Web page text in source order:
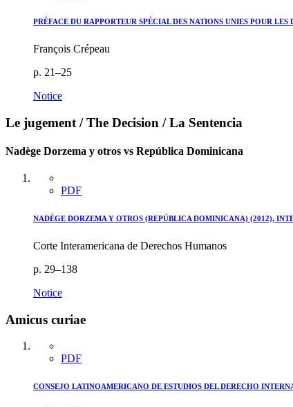
PRÉFACE DU RAPPORTEUR SPÉCIAL DES NATIONS UNIES POUR
François Crépeau
p. 21–25
Notice
Le jugement / The Decision / La Sentencia
Nadège Dorzema y otros vs República Dominicana
PDF
NADÈGE DORZEMA Y OTROS (REPÚBLICA DOMINICANA) (2012),
Corte Interamericana de Derechos Humanos
p. 29–138
Notice
Amicus curiae
PDF
CONSEJO LATINOAMERICANO DE ESTUDIOS DEL DERECHO